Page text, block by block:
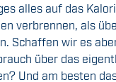
alles auf das
verbrennen, als
Schaffen wir es
über das
Und am besten